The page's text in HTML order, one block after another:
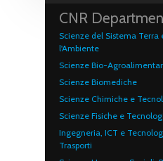
CNR
Scienze del Sistema Terra
l'Ambiente
Scienze Bio-
Scienze Biomediche
Scienze Chimiche e
Scienze Fisiche e
Ingegneria, ICT e
Trasporti